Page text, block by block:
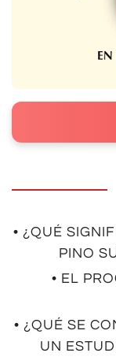
• ¿QUÉ
PINO
• EL
• ¿QUÉ SE
UN